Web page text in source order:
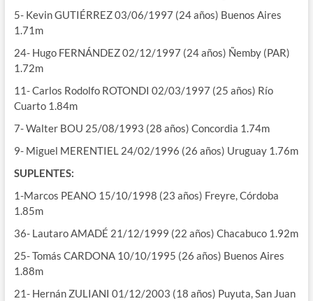
5- Kevin GUTIÉRREZ 03/06/1997 (24 años) Buenos Aires
1.71m
24- Hugo FERNÁNDEZ 02/12/1997 (24 años) Ñemby (PAR)
1.72m
11- Carlos Rodolfo ROTONDI 02/03/1997 (25 años) Río
Cuarto 1.84m
7- Walter BOU 25/08/1993 (28 años) Concordia 1.74m
9- Miguel MERENTIEL 24/02/1996 (26 años) Uruguay 1.76m
SUPLENTES:
1-Marcos PEANO 15/10/1998 (23 años) Freyre, Córdoba
1.85m
36- Lautaro AMADÉ 21/12/1999 (22 años) Chacabuco 1.92m
25- Tomás CARDONA 10/10/1995 (26 años) Buenos Aires
1.88m
21- Hernán ZULIANI 01/12/2003 (18 años) Puyuta, San Juan